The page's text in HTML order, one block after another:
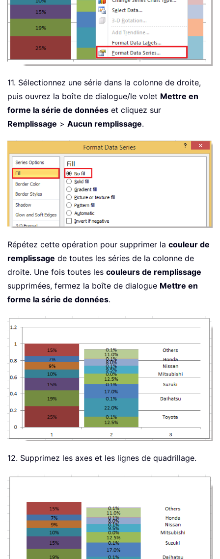
11. Sélectionnez une série dans la colonne de droite,
puis ouvrez la boîte de dialogue/le volet Mettre en
forme la série de données et cliquez sur
Remplissage > Aucun remplissage.
Répétez cette opération pour supprimer la couleur de
remplissage de toutes les séries de la colonne de
droite. Une fois toutes les couleurs de remplissage
supprimées, fermez la boîte de dialogue Mettre en
forme la série de données.
12. Supprimez les axes et les lignes de quadrillage.